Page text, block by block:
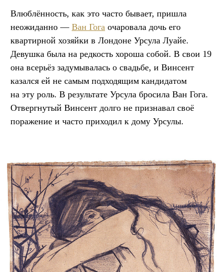
Влюблённость, как это часто бывает, пришла
неожиданно — Ван Гога очаровала дочь его
квартирной хозяйки в Лондоне Урсула Луайе.
Девушка была на редкость хороша собой. В свои 19
она всерьёз задумывалась о свадьбе, и Винсент
казался ей не самым подходящим кандидатом
на эту роль. В результате Урсула бросила Ван Гога.
Отвергнутый Винсент долго не признавал своё
поражение и часто приходил к дому Урсулы.